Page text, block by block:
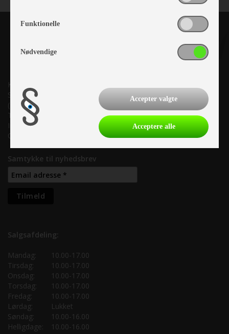
Kronjyllands Camping Center A/S
Suderholmen 10, 8960 Randers SØ
(Lige ud til Grenåvej)
Tlf. +45 87 10 98 70
Info@as-kcc.dk
CVR: 33 38 77 33
Samtykke til nyhedsbrev
Salgsafdeling:
Mandag:
10.00-17.00
Tirsdag:
10.00-17.00
Onsdag:
10.00-17.00
Torsdag:
10.00-17.00
Fredag:
10.00-17.00
Lørdag:
Lukket
Søndag:
10.00-16.00
Helligdage:
10.00-16.00
Funktionelle
Nødvendige
Accepter valgte
Acceptere alle